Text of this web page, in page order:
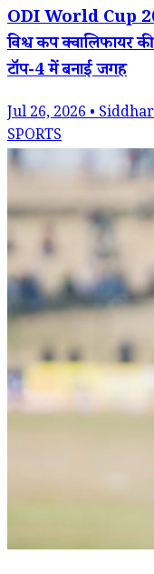
ODI World Cup
विश्व कप क्वालिफायर
टॉप-4 में बनाई जगह
Jul 26, 2026 •
SPORTS